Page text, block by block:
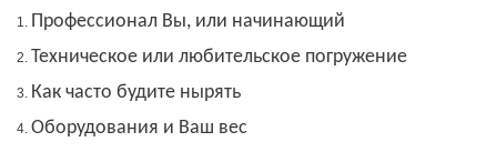
Профессионал Вы, или начинающий
Техническое или любительское погружение
Как часто будите нырять
Оборудования и Ваш вес